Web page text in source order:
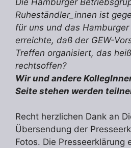
Ruheständler_innen ist
für uns und das Hamburger
erreichte, daß der GEW-
Treffen organisiert, das
rechtsoffen?
Wir und andere
Seite stehen werden
Recht herzlichen Dank an
Übersendung der
Fotos. Die Presseerklärung